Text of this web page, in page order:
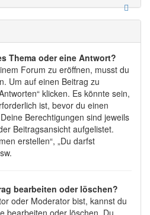
Thema oder eine Antwort?
Forum zu eröffnen, musst du
Um auf einen Beitrag zu
klicken. Es könnte sein,
ist, bevor du einen
Berechtigungen sind jeweils
Beitragsansicht aufgelistet.
erstellen“, „Du darfst
bearbeiten oder löschen?
oder Moderator bist, kannst du
bearbeiten oder löschen. Du